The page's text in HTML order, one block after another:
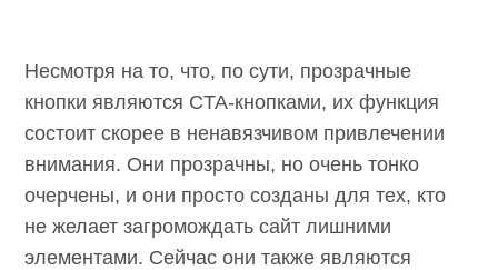
Несмотря на то, что, по сути, прозрачные
кнопки являются CTA-кнопками, их функция
состоит скорее в ненавязчивом привлечении
внимания. Они прозрачны, но очень тонко
очерчены, и они просто созданы для тех, кто
не желает загромождать сайт лишними
элементами. Сейчас они также являются